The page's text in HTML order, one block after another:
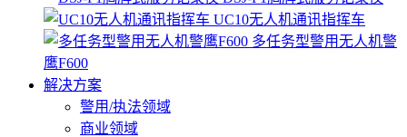
UC10无人机通讯指挥车
多任务型警用无人机警
鹰F600
解决方案
警用/执法领域
商业领域